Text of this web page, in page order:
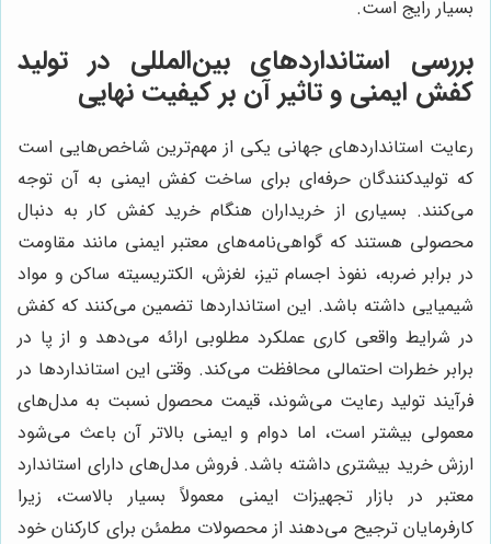
بسیار رایج است.
بررسی استانداردهای بین‌المللی در تولید
کفش ایمنی و تاثیر آن بر کیفیت نهایی
رعایت استانداردهای جهانی یکی از مهم‌ترین شاخص‌هایی است
که تولیدکنندگان حرفه‌ای برای ساخت کفش ایمنی به آن توجه
می‌کنند. بسیاری از خریداران هنگام خرید کفش کار به دنبال
محصولی هستند که گواهی‌نامه‌های معتبر ایمنی مانند مقاومت
در برابر ضربه، نفوذ اجسام تیز، لغزش، الکتریسیته ساکن و مواد
شیمیایی داشته باشد. این استانداردها تضمین می‌کنند که کفش
در شرایط واقعی کاری عملکرد مطلوبی ارائه می‌دهد و از پا در
برابر خطرات احتمالی محافظت می‌کند. وقتی این استانداردها در
فرآیند تولید رعایت می‌شوند، قیمت محصول نسبت به مدل‌های
معمولی بیشتر است، اما دوام و ایمنی بالاتر آن باعث می‌شود
ارزش خرید بیشتری داشته باشد. فروش مدل‌های دارای استاندارد
معتبر در بازار تجهیزات ایمنی معمولاً بسیار بالاست، زیرا
کارفرمایان ترجیح می‌دهند از محصولات مطمئن برای کارکنان خود